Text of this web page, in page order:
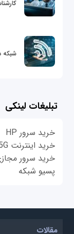
شبکه
تبلیغات لینکی
خرید سرور HP
خرید اینترنت 5G
خرید سرور
پسیو شبکه
مقالات